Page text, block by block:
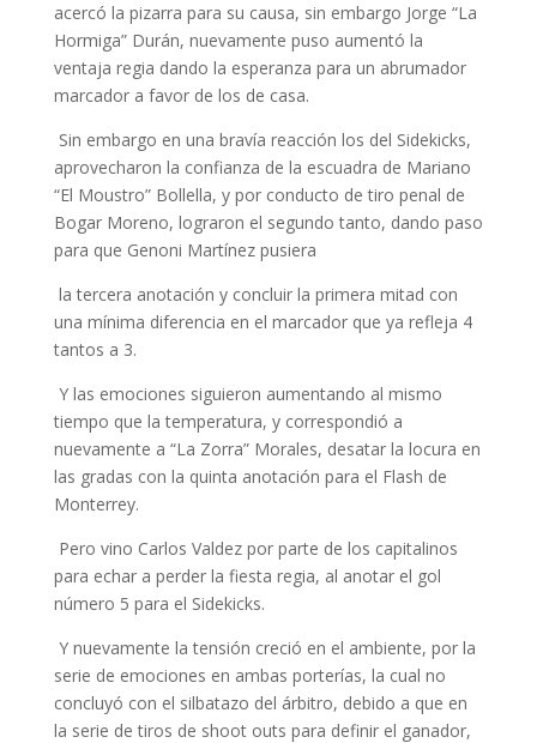
acercó la pizarra para su causa, sin embargo Jorge “La
Hormiga” Durán, nuevamente puso aumentó la
ventaja regia dando la esperanza para un abrumador
marcador a favor de los de casa.
Sin embargo en una bravía reacción los del Sidekicks,
aprovecharon la confianza de la escuadra de Mariano
“El Moustro” Bollella, y por conducto de tiro penal de
Bogar Moreno, lograron el segundo tanto, dando paso
para que Genoni Martínez pusiera
la tercera anotación y concluir la primera mitad con
una mínima diferencia en el marcador que ya refleja 4
tantos a 3.
Y las emociones siguieron aumentando al mismo
tiempo que la temperatura, y correspondió a
nuevamente a “La Zorra” Morales, desatar la locura en
las gradas con la quinta anotación para el Flash de
Monterrey.
Pero vino Carlos Valdez por parte de los capitalinos
para echar a perder la fiesta regia, al anotar el gol
número 5 para el Sidekicks.
Y nuevamente la tensión creció en el ambiente, por la
serie de emociones en ambas porterías, la cual no
concluyó con el silbatazo del árbitro, debido a que en
la serie de tiros de shoot outs para definir el ganador,